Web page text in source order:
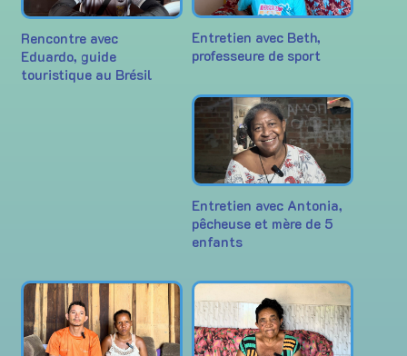
Rencontre avec
Eduardo, guide
touristique au Brésil
Entretien avec Beth,
professeure de sport
Entretien avec Antonia,
pêcheuse et mère de 5
enfants